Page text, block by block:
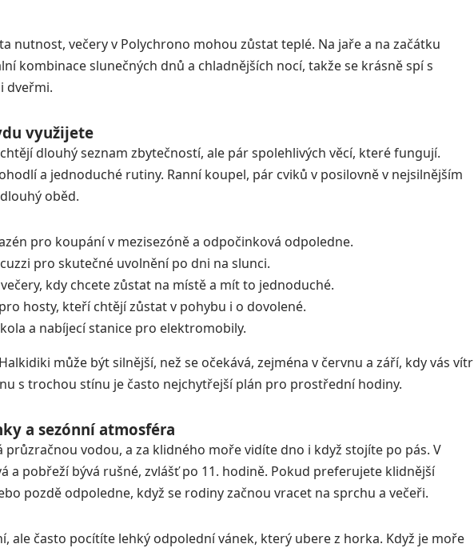
nutnost, večery v Polychrono mohou zůstat teplé. Na jaře a na začátku
kombinace slunečných dnů a chladnějších nocí, takže se krásně spí s
dveřmi.
využijete
dlouhý seznam zbytečností, ale pár spolehlivých věcí, které fungují.
a jednoduché rutiny. Ranní koupel, pár cviků v posilovně v nejsilnějším
oběd.
pro koupání v mezisezóně a odpočinková odpoledne.
pro skutečné uvolnění po dni na slunci.
kdy chcete zůstat na místě a mít to jednoduché.
hosty, kteří chtějí zůstat v pohybu i o dovolené.
a nabíjecí stanice pro elektromobily.
může být silnější, než se očekává, zejména v červnu a září, kdy vás vítr
s trochou stínu je často nejchytřejší plán pro prostřední hodiny.
a sezónní atmosféra
průzračnou vodou, a za klidného moře vidíte dno i když stojíte po pás. V
a pobřeží bývá rušné, zvlášť po 11. hodině. Pokud preferujete klidnější
pozdě odpoledne, když se rodiny začnou vracet na sprchu a večeři.
ale často pocítíte lehký odpolední vánek, který ubere z horka. Když je moře